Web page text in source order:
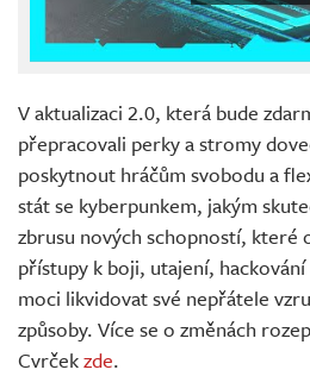
V aktualizaci 2.0, která bude
přepracovali perky a stromy
poskytnout hráčům svobodu a
stát se kyberpunkem, jakým
zbrusu nových schopností, které
přístupy k boji, utajení,
moci likvidovat své nepřátele
způsoby. Více se o změnách
Cvrčekzde.